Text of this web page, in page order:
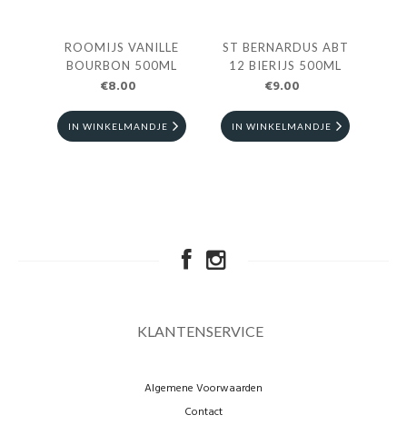
ROOMIJS VANILLE
BOURBON 500ML
€8.00
IN WINKELMANDJE
ST BERNARDUS ABT
12 BIERIJS 500ML
€9.00
IN WINKELMANDJE
KLANTENSERVICE
Algemene Voorwaarden
Contact